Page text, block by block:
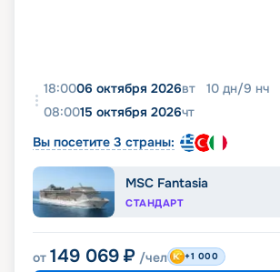
18:0006 октября 2026вт 10 дн/9 нч
08:0015 октября 2026чт
Вы посетите 3 страны:
MSC Fantasia
СТАНДАРТ
от 149 069 ₽ /чел +1 000